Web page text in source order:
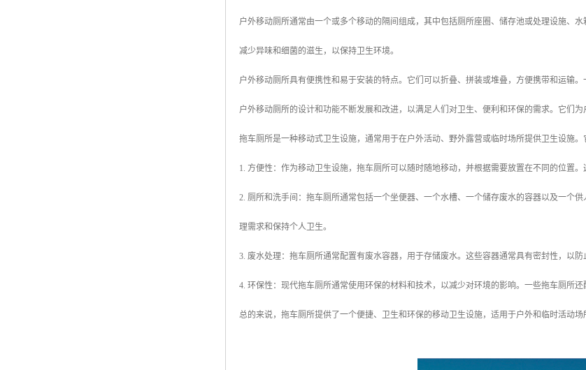
户外移动厕所通常由一个或多个移动的隔间组成，其中包括厕所座圈、储存池或处理设施、
减少异味和细菌的滋生，以保持卫生环境。
户外移动厕所具有便携性和易于安装的特点。它们可以折叠、拼装或堆叠，方便携带和运输
户外移动厕所的设计和功能不断发展和改进，以满足人们对卫生、便利和环保的需求。它们
拖车厕所是一种移动式卫生设施，通常用于在户外活动、野外露营或临时场所提供卫生设施。
1. 方便性：作为移动卫生设施，拖车厕所可以随时随地移动，并根据需要放置在不同的位置
2. 厕所和洗手间：拖车厕所通常包括一个坐便器、一个水槽、一个储存废水的容器以及一个
理需求和保持个人卫生。
3. 废水处理：拖车厕所通常配置有废水容器，用于存储废水。这些容器通常具有密封性，以
4. 环保性：现代拖车厕所通常使用环保的材料和技术，以减少对环境的影响。一些拖车厕所
总的来说，拖车厕所提供了一个便捷、卫生和环保的移动卫生设施，适用于户外和临时活动